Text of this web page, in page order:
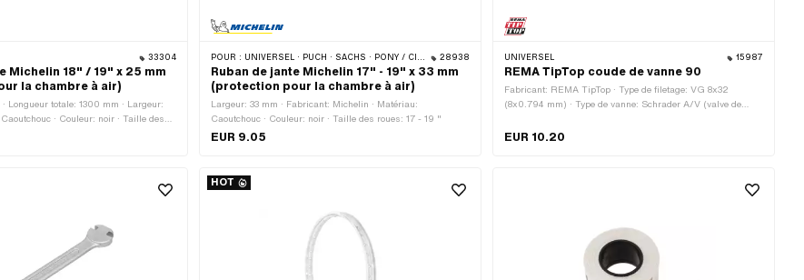
33304
Michelin 18" / 19" x 25 mm
la chambre à air)
Longueur totale: 1300 mm · Largeur:
· Couleur: noir · Taille des
POUR : UNIVERSEL · PUCH · SACHS · PONY / CILO (BÊTA 521 & 512) · PIAGGIO · ZÜNDAPP BELMONDO · BYE BIKE 28938
Ruban de jante Michelin 17" - 19" x 33 mm
(protection pour la chambre à air)
Largeur: 33 mm · Fabricant: Michelin · Matériau:
Caoutchouc · Couleur: noir · Taille des roues: 17 - 19 "
EUR 9.05
UNIVERSEL 15987
REMA TipTop coude de vanne 90
Fabricant: REMA TipTop · Type de filetage: VG 8x32
(8x0.794 mm) · Type de vanne: Schrader A/V (valve de
EUR 10.20
HOT